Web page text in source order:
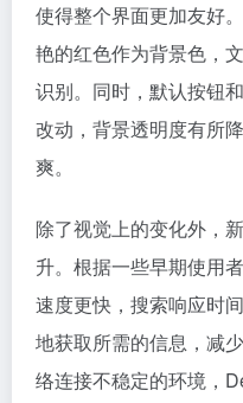
使得整个界面更加友好
艳的红色作为背景色，
识别。同时，默认按钮
改动，背景透明度有所
爽。
除了视觉上的变化外，
升。根据一些早期使用
速度更快，搜索响应时
地获取所需的信息，减
络连接不稳定的环境，